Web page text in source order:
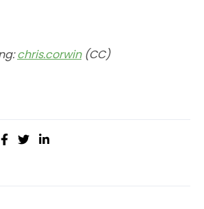
chris.corwin(CC)